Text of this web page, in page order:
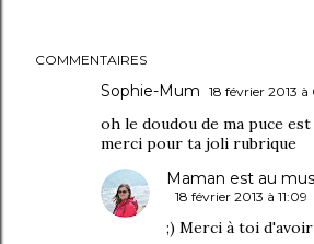
COMMENTAIRES
Sophie-Mum 18 février 2013
oh le doudou de ma puce
merci pour ta joli rubrique
Maman est au
18 février 2013 à 11:09
;) Merci à toi